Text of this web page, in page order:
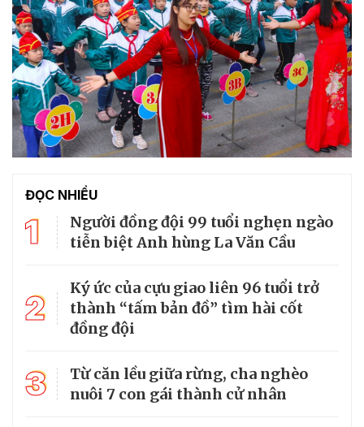
ĐỌC NHIỀU
1
Người đồng đội 99 tuổi nghẹn ngào
tiễn biệt Anh hùng La Văn Cầu
2
Ký ức của cựu giao liên 96 tuổi trở
thành “tấm bản đồ” tìm hài cốt
đồng đội
3
Từ căn lều giữa rừng, cha nghèo
nuôi 7 con gái thành cử nhân